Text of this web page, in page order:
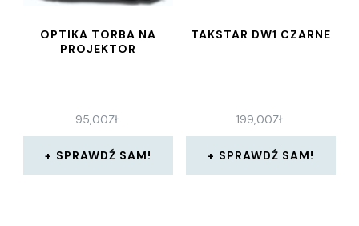
OPTIKA TORBA NA
PROJEKTOR
95,00ZŁ
SPRAWDŹ SAM!
TAKSTAR DW1 CZARNE
199,00ZŁ
SPRAWDŹ SAM!